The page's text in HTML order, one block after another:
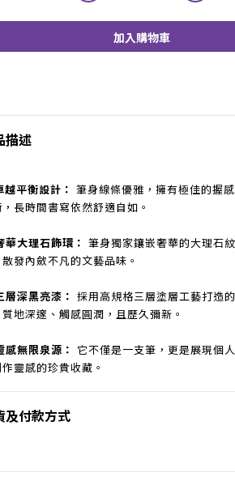
加入購物車
描述
越平衡設計： 筆身線條優雅，擁有極佳的握
長時間書寫依然舒適自如。
華大理石飾環： 筆身獨家鑲嵌奢華的大理石
發內斂不凡的文藝品味。
層深黑亮漆： 採用高規格三層塗層工藝打造
地深邃、觸感圓潤，且歷久彌新。
感無限泉源： 它不僅是一支筆，更是展現個
靈感的珍貴收藏。
及付款方式